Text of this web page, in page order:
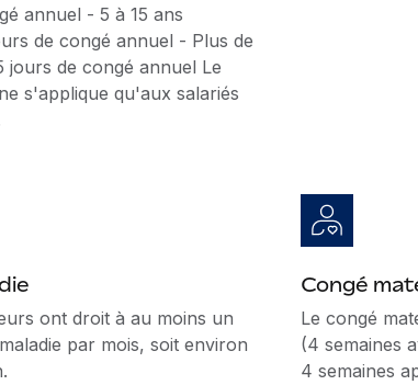
annuel - 5 à 15 ans
de congé annuel - Plus de
jours de congé annuel Le
s'applique qu'aux salariés
ont droit à au moins un
par mois, soit environ
Congé
Le congé
(4 semaines
4 semaines